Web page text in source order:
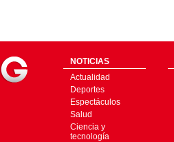
NOTICIAS
Actualidad
Deportes
Espectáculos
Salud
Ciencia y
tecnología